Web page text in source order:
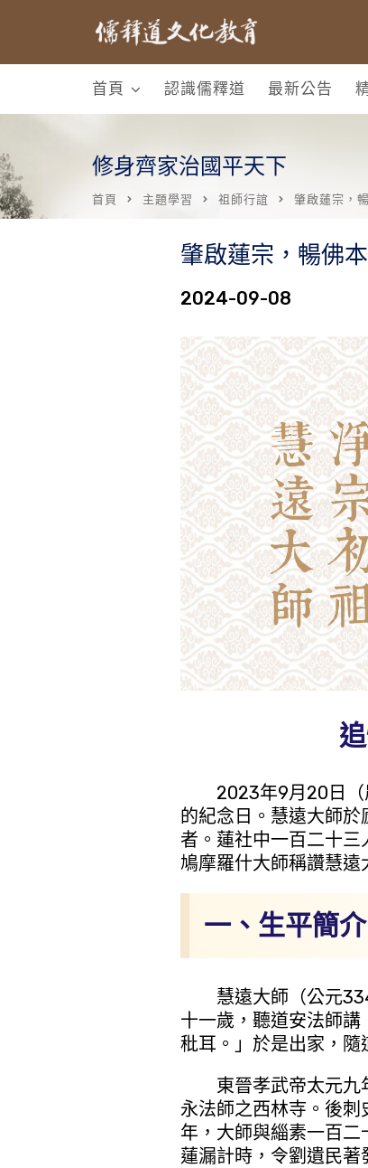
首頁 認識儒釋道 最新公告
修身齊家治國平天下
首頁 主題學習 祖師行誼 肇啟蓮宗，
肇啟蓮宗，暢佛
2024-09-08
2023年9月20日（農
的紀念日。慧遠大師
者。蓮社中一百二十三
鳩摩羅什大師稱讚慧遠
一、生平簡介
慧遠大師（公元334
十一歲，聽道安法師
秕耳。」於是出家，隨
東晉孝武帝太元九
永法師之西林寺。後
年，大師與緇素一百
蓮漏計時，令劉遺民著